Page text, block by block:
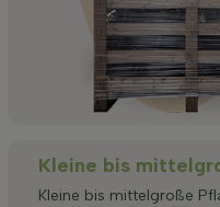
Kleine bis
Kleine bis mittelgroße